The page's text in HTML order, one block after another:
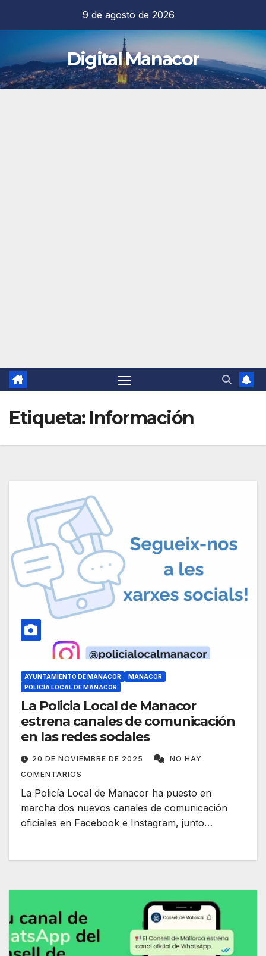
contenido
9 de agosto de 2026
Digital Manacor
Etiqueta: Información
AYUNTAMIENTO DE MANACOR
MANACOR
POLICÍA LOCAL DE MANACOR
La Policia Local de Manacor
estrena canales de comunicación
en las redes sociales
20 DE NOVIEMBRE DE 2025
NO HAY
COMENTARIOS
La Policía Local de Manacor ha puesto en
marcha dos nuevos canales de comunicación
oficiales en Facebook e Instagram, junto…